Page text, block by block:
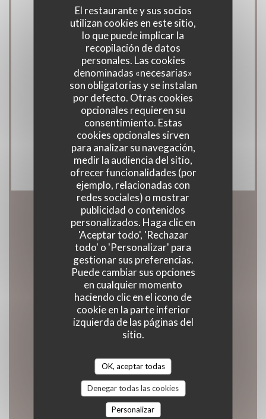
El restaurante y sus socios
utilizan cookies en este sitio,
lo que puede implicar la
recopilación de datos
personales. Las cookies
denominadas «necesarias»
son obligatorias y se instalan
por defecto. Otras cookies
opcionales requieren su
consentimiento. Estas
cookies opcionales sirven
para analizar su navegación,
medir la audiencia del sitio,
ofrecer funcionalidades (por
ejemplo, relacionadas con
redes sociales) o mostrar
publicidad o contenidos
personalizados. Haga clic en
'Aceptar todo', 'Rechazar
todo' o 'Personalizar' para
gestionar sus preferencias.
Puede cambiar sus opciones
en cualquier momento
haciendo clic en el icono de
cookie en la parte inferior
izquierda de las páginas del
sitio.
OK, aceptar todas
Denegar todas las cookies
Personalizar
Tipo de negocio
Restaurante Tradicional
Servicios
Acceso a Discapacitados, Terraza
Métodos de pago
Apple Pay, Contactless Payment,
Eurocard/Mastercard, Tickets restaurante,
Efectivo, Visa, Cheques, Tarjeta de Crédito
Horario de apertura
Lunes
11:45 - 13:30
Mar-Mie
Cerrado
Jueves
11:45 - 13:30 • 18:45 - 20:00